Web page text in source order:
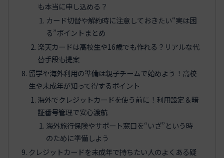
も本当に申し込める？
カード切替や解約時に注意しておきたい“実は困
る”ポイントまとめ
楽天カードは高校生や16歳でも作れる？リアルな代
替手段も提案
留学や海外利用の準備は親子チームで始めよう！高校
生や未成年が知って得するポイント
海外でクレジットカードを使う前に！利用設定＆暗
証番号管理で安心渡航
海外旅行保険やサポート窓口を“いざ”という時
のために準備しよう
クレジットカードを未成年で持ちたい人のよくある疑